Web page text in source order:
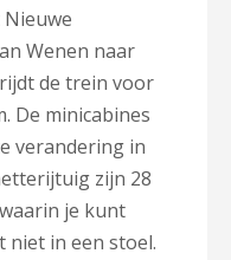
Wenen naar
de trein voor
De minicabines
verandering in
zijn 28
je kunt
niet in een stoel.